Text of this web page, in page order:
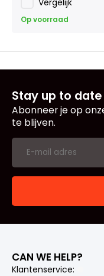
Op voorraad
Stay up to date
Abonneer je op
te blijven.
CAN WE HELP?
Klantenservice: